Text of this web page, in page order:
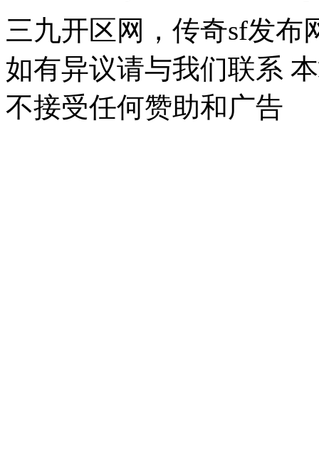
三九开区网，传奇sf发布
如有异议请与我们联系
不接受任何赞助和广告